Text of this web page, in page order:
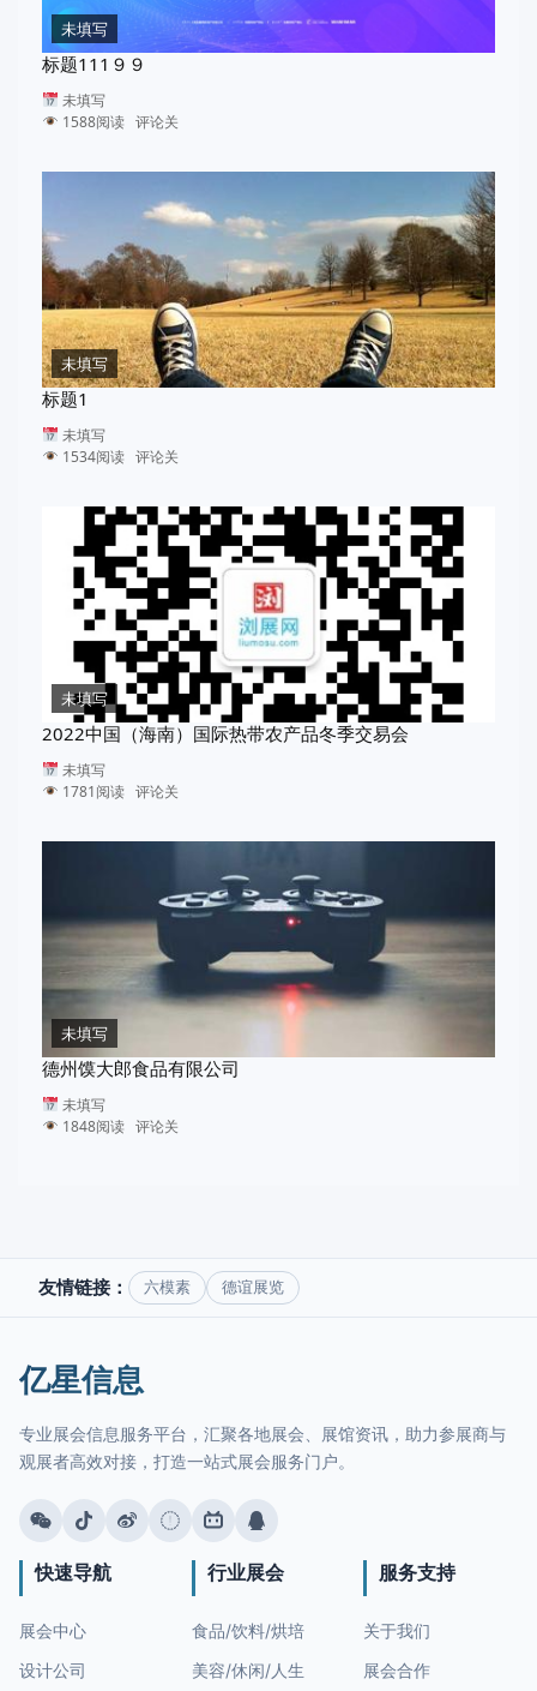
未填写
标题111９９
未填写
1588阅读 评论关
未填写
标题1
未填写
1534阅读 评论关
未填写
2022中国（海南）国际热带农产品冬季交易会
未填写
1781阅读 评论关
未填写
德州馍大郎食品有限公司
未填写
1848阅读 评论关
友情链接： 六模素 德谊展览
亿星信息
专业展会信息服务平台，汇聚各地展会、展馆资讯，助力参展商与
观展者高效对接，打造一站式展会服务门户。
快速导航
展会中心
设计公司
行业展会
食品/饮料/烘培
美容/休闲/人生
服务支持
关于我们
展会合作